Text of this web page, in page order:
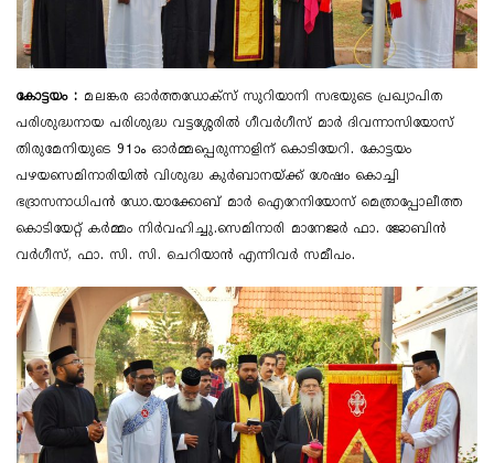
കോട്ടയം : മലങ്കര ഓർത്തഡോക്സ് സുറിയാനി സഭയുടെ പ്രഖ്യാപിത
പരിശുദ്ധനായ പരിശുദ്ധ വട്ടശ്ശേരിൽ ഗീവർഗീസ് മാർ ദിവന്നാസിയോസ്
തിരുമേനിയുടെ 91ാം ഓർമ്മപ്പെരുന്നാളിന് കൊടിയേറി. കോട്ടയം
പഴയസെമിനാരിയിൽ വിശുദ്ധ കുർബാനയ്ക്ക് ശേഷം കൊച്ചി
ഭദ്രാസനാധിപൻ ഡോ.യാക്കോബ് മാർ ഐറേനിയോസ് മെത്രാപ്പോലീത്ത
കൊടിയേറ്റ് കർമ്മം നിർവഹിച്ചു.സെമിനാരി മാനേജർ ഫാ. ജോബിൻ
വർഗീസ്, ഫാ. സി. സി. ചെറിയാൻ എന്നിവർ സമീപം.